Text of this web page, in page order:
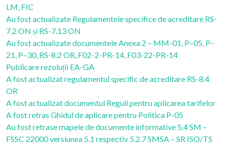
LM, FIC
Au fost actualizate Regulamentele specifice de acreditare RS-
7.2 ON și RS-7.13 ON
Au fost actualizate documentele Anexa 2 – MM-01, P–05, P–
21, P–30, RS-8.2 OR, F02-2-PR-14, F03-22-PR-14
Publicare rezoluții EA-GA
A fost actualizat regulamentul specific de acreditare RS-8.4
OR
A fost actualizat documentul Reguli pentru aplicarea tarifelor
A fost retras Ghidul de aplicare pentru Politica P-05
Au fost retrase mapele de documente informative 5.4 SM –
FSSC 22000 versiunea 5.1 respectiv 5.2.7 SMSA – SR ISO/TS